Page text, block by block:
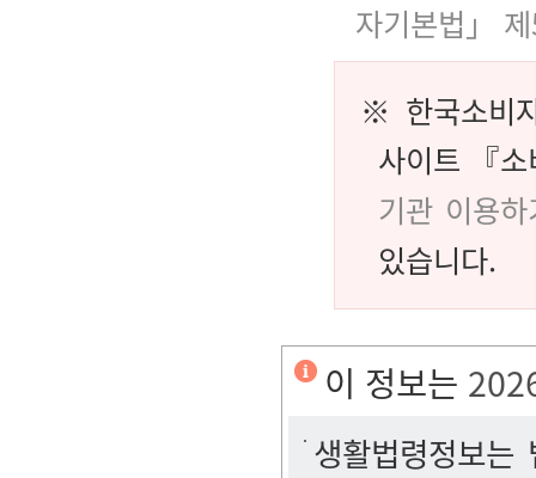
자기본법」
※ 한국소비
사이트 『
기관 이용
있습니다.
이 정보는
생활법령정보